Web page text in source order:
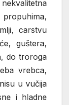
carstvu
guštera,
do troroga
vrebca,
u vučija
i hladne